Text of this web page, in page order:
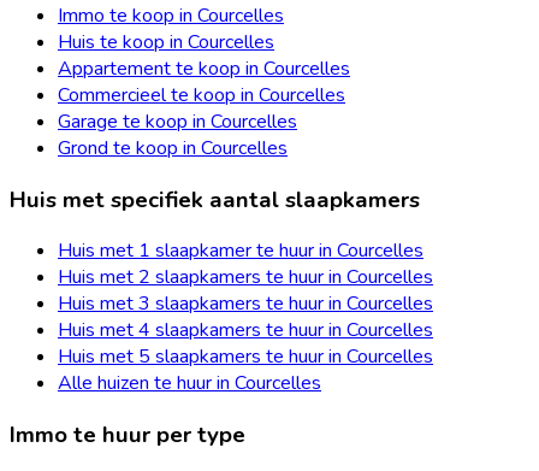
Immo te koop in Courcelles
Huis te koop in Courcelles
Appartement te koop in Courcelles
Commercieel te koop in Courcelles
Garage te koop in Courcelles
Grond te koop in Courcelles
Huis met specifiek aantal slaapkamers
Huis met 1 slaapkamer te huur in Courcelles
Huis met 2 slaapkamers te huur in Courcelles
Huis met 3 slaapkamers te huur in Courcelles
Huis met 4 slaapkamers te huur in Courcelles
Huis met 5 slaapkamers te huur in Courcelles
Alle huizen te huur in Courcelles
Immo te huur per type